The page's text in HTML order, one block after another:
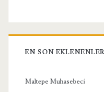
EN SON EKLENENLER
Maltepe Muhasebeci